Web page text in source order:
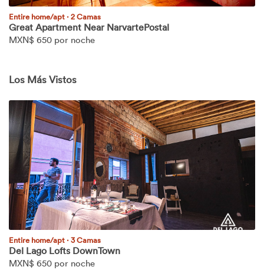
Entire home/apt ·2 Camas
Great Apartment Near NarvartePostal
MXN$ 650 por noche
Los Más Vistos
Entire home/apt ·3 Camas
Del Lago Lofts DownTown
MXN$ 650 por noche